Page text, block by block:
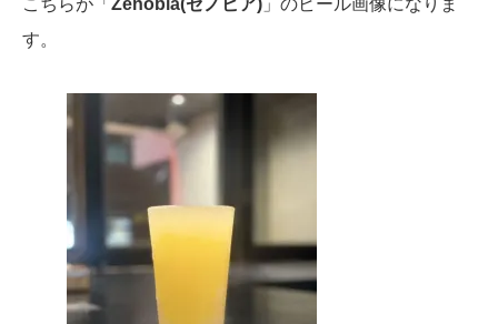
こちらが「 Zenobia(ゼノビア) 」のビール画像になりま
す。